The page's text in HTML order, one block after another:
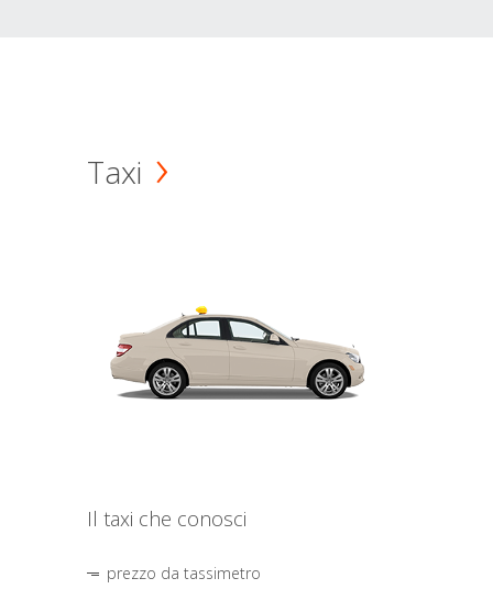
Taxi
Il taxi che conosci
prezzo da tassimetro